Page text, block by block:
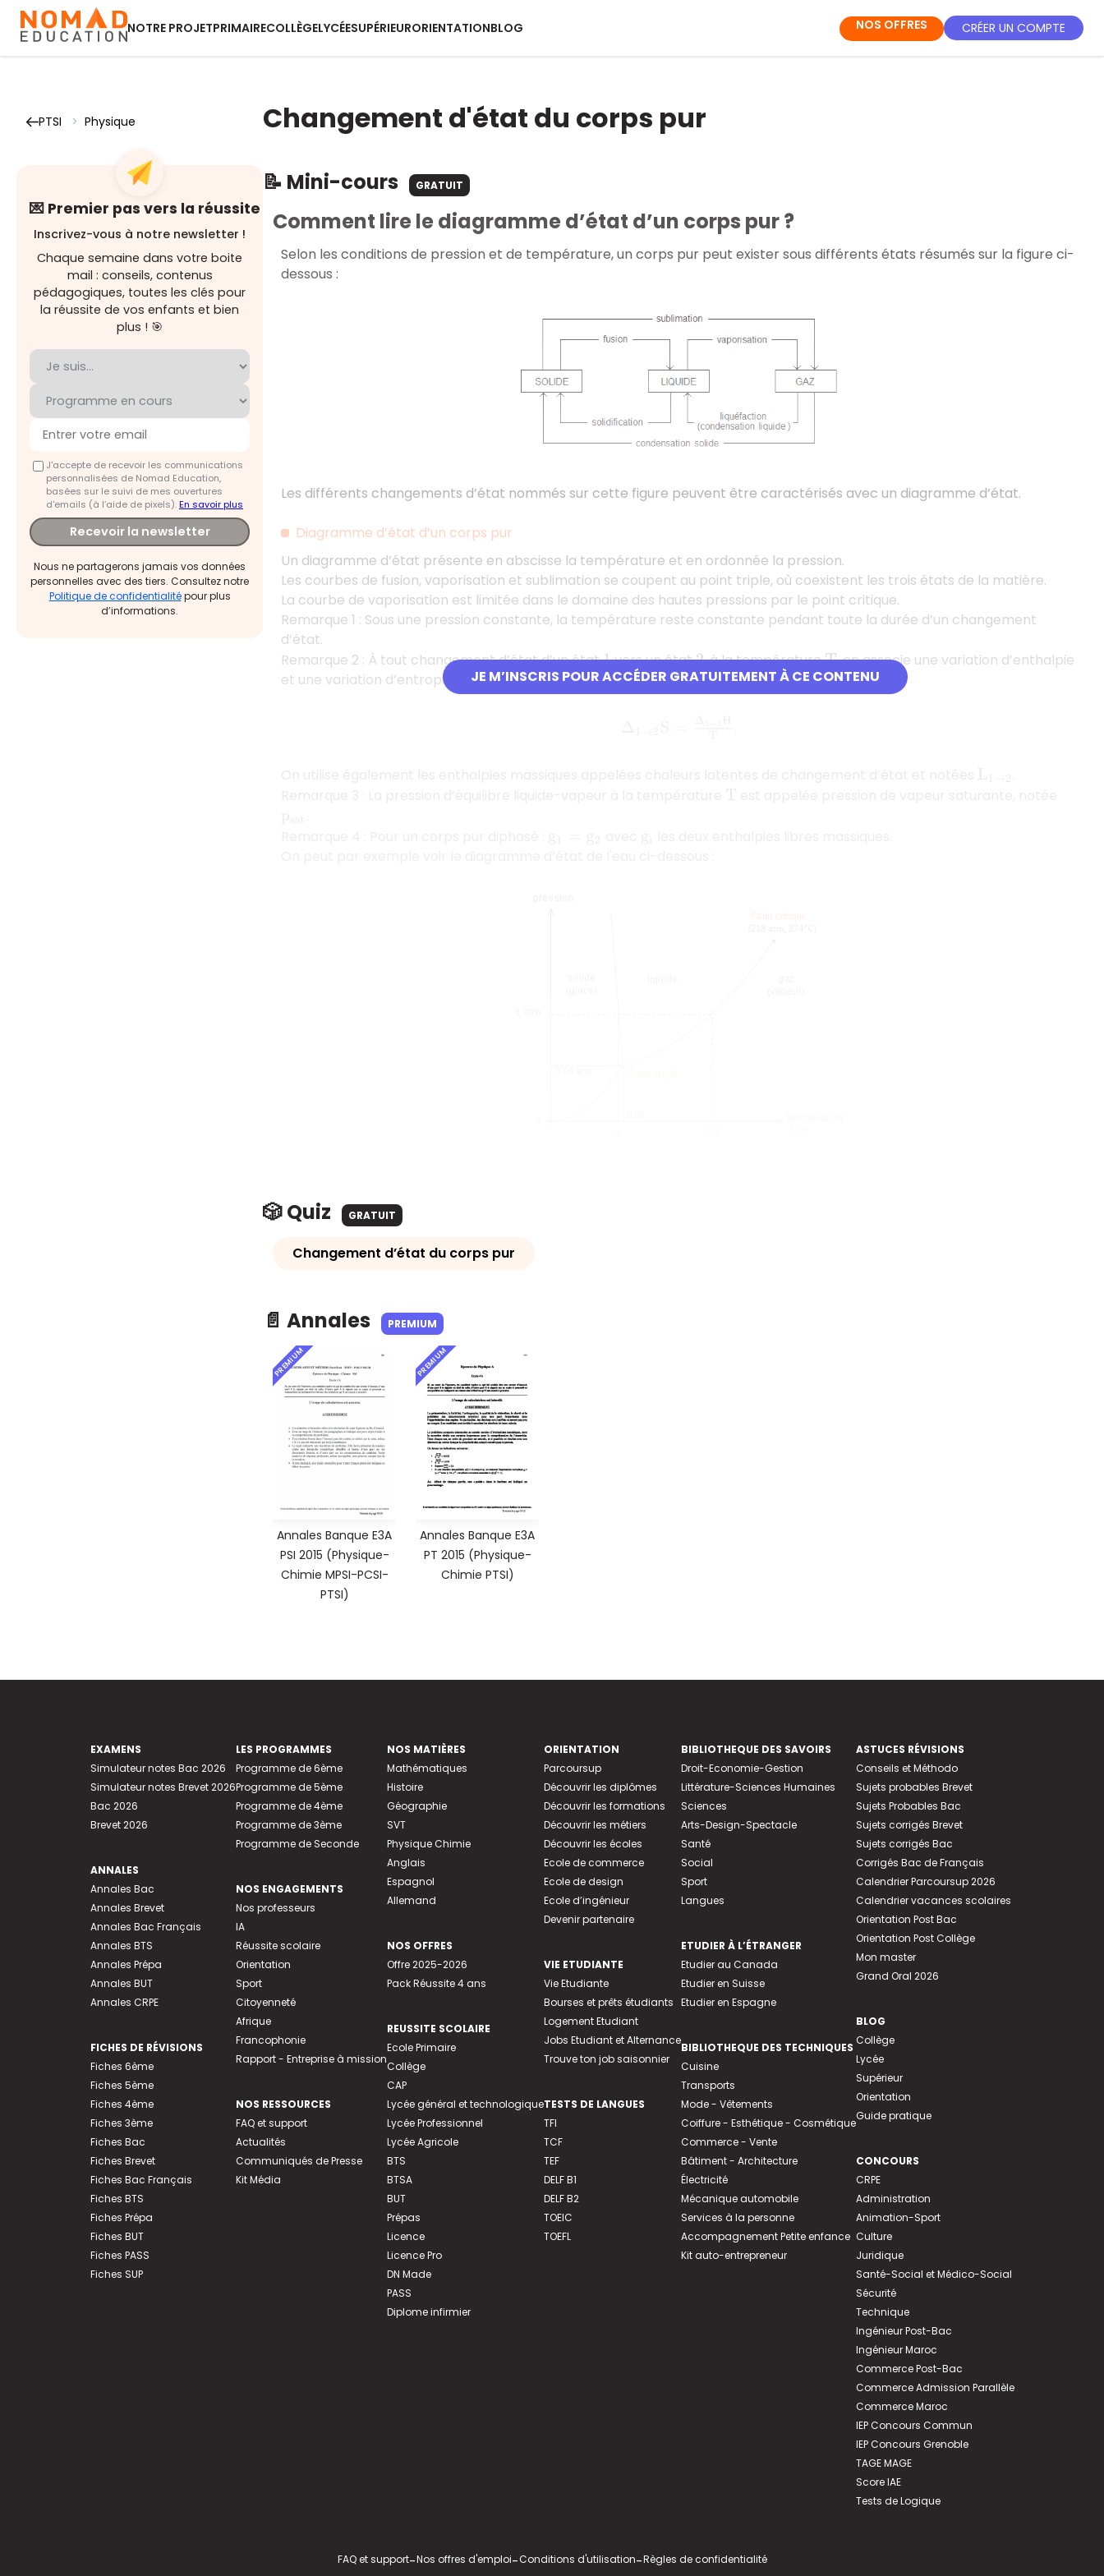
NOTRE PROJETPRIMAIRECOLLÈGELYCÉESUPÉRIEURORIENTATIONBLOG NOS OFFRES CRÉER UN COMPTE
PTSI > Physique
💌 Premier pas vers la réussite
Inscrivez-vous à notre newsletter !
Chaque semaine dans votre boite
mail : conseils, contenus
pédagogiques, toutes les clés pour
la réussite de vos enfants et bien
plus ! 🎯
J'accepte de recevoir les communications
personnalisées de Nomad Education,
basées sur le suivi de mes ouvertures
d'emails (à l’aide de pixels).En savoir plus
Recevoir la newsletter
Nous ne partagerons jamais vos données
personnelles avec des tiers. Consultez notre
Politique de confidentialitépour plus
d’informations.
Changement d'état du corps pur
📝 Mini-cours GRATUIT
JE M’INSCRIS POUR ACCÉDER GRATUITEMENT À CE CONTENU
Comment lire le diagramme d’état d’un corps pur ?
Selon les conditions de pression et de température, un corps pur peut exister sous différents états résumés sur la figure ci-
dessous :
Les différents changements d’état nommés sur cette figure peuvent être caractérisés avec un diagramme d’état.
Diagramme d’état d’un corps pur
Un diagramme d’état présente en abscisse la température et en ordonnée la pression.
Les courbes de fusion, vaporisation et sublimation se coupent au point triple, où coexistent les trois états de la matière.
La courbe de vaporisation est limitée dans le domaine des hautes pressions par le point critique.
Remarque 1 : Sous une pression constante, la température reste constante pendant toute la durée d’un changement
d’état.
Remarque 2 : À tout changement d’état d’un état1 vers un état2, à la températureT , on associe une variation d’enthalpie
et une variation d’entropie liées par la relation :
🎲 Quiz GRATUIT
Changement d’état du corps pur
📄 Annales PREMIUM
PREMIUM
Annales Banque E3A
PSI 2015 (Physique-
Chimie MPSI-PCSI-
PTSI)
PREMIUM
Annales Banque E3A
PT 2015 (Physique-
Chimie PTSI)
EXAMENS
Simulateur notes Bac 2026
Simulateur notes Brevet 2026
Bac 2026
Brevet 2026
ANNALES
Annales Bac
Annales Brevet
Annales Bac Français
Annales BTS
Annales Prépa
Annales BUT
Annales CRPE
FICHES DE RÉVISIONS
Fiches 6ème
Fiches 5ème
Fiches 4ème
Fiches 3ème
Fiches Bac
Fiches Brevet
Fiches Bac Français
Fiches BTS
Fiches Prépa
Fiches BUT
Fiches PASS
Fiches SUP
LES PROGRAMMES
Programme de 6ème
Programme de 5ème
Programme de 4ème
Programme de 3ème
Programme de Seconde
NOS ENGAGEMENTS
Nos professeurs
IA
Réussite scolaire
Orientation
Sport
Citoyenneté
Afrique
Francophonie
Rapport - Entreprise à mission
NOS RESSOURCES
FAQ et support
Actualités
Communiqués de Presse
Kit Média
NOS MATIÈRES
Mathématiques
Histoire
Géographie
SVT
Physique Chimie
Anglais
Espagnol
Allemand
NOS OFFRES
Offre 2025-2026
Pack Réussite 4 ans
REUSSITE SCOLAIRE
Ecole Primaire
Collège
CAP
Lycée général et technologique
Lycée Professionnel
Lycée Agricole
BTS
BTSA
BUT
Prépas
Licence
Licence Pro
DN Made
PASS
Diplome infirmier
ORIENTATION
Parcoursup
Découvrir les diplômes
Découvrir les formations
Découvrir les métiers
Découvrir les écoles
Ecole de commerce
Ecole de design
Ecole d’ingénieur
Devenir partenaire
VIE ETUDIANTE
Vie Etudiante
Bourses et prêts étudiants
Logement Etudiant
Jobs Etudiant et Alternance
Trouve ton job saisonnier
TESTS DE LANGUES
TFI
TCF
TEF
DELF B1
DELF B2
TOEIC
TOEFL
BIBLIOTHEQUE DES SAVOIRS
Droit-Economie-Gestion
Littérature-Sciences Humaines
Sciences
Arts-Design-Spectacle
Santé
Social
Sport
Langues
ETUDIER À L’ÉTRANGER
Etudier au Canada
Etudier en Suisse
Etudier en Espagne
BIBLIOTHEQUE DES TECHNIQUES
Cuisine
Transports
Mode - Vêtements
Coiffure - Esthétique - Cosmétique
Commerce - Vente
Bâtiment - Architecture
Électricité
Mécanique automobile
Services à la personne
Accompagnement Petite enfance
Kit auto-entrepreneur
ASTUCES RÉVISIONS
Conseils et Méthodo
Sujets probables Brevet
Sujets Probables Bac
Sujets corrigés Brevet
Sujets corrigés Bac
Corrigés Bac de Français
Calendrier Parcoursup 2026
Calendrier vacances scolaires
Orientation Post Bac
Orientation Post Collège
Mon master
Grand Oral 2026
BLOG
Collège
Lycée
Supérieur
Orientation
Guide pratique
CONCOURS
CRPE
Administration
Animation-Sport
Culture
Juridique
Santé-Social et Médico-Social
Sécurité
Technique
Ingénieur Post-Bac
Ingénieur Maroc
Commerce Post-Bac
Commerce Admission Parallèle
Commerce Maroc
IEP Concours Commun
IEP Concours Grenoble
TAGE MAGE
Score IAE
Tests de Logique
FAQ et support-Nos offres d'emploi-Conditions d'utilisation-Règles de confidentialité